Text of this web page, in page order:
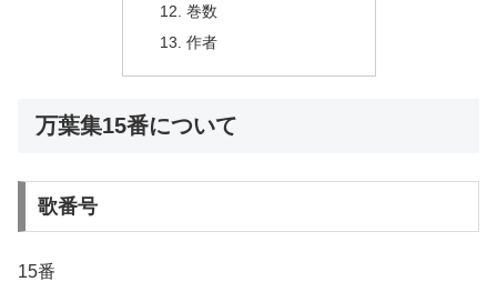
巻数
作者
万葉集15番について
歌番号
15番